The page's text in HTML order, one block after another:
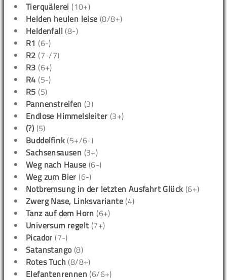
Tierquälerei (10+)
Helden heulen leise (8/8+)
Heldenfall (8-)
R1 (6-)
R2 (7-/7)
R3 (6+)
R4 (5-)
R5 (5)
Pannenstreifen (3)
Endlose Himmelsleiter (3+)
(?) (5)
Buddelfink (5+/6-)
Sachsensausen (3+)
Weg nach Hause (6-)
Weg zum Bier (6-)
Notbremsung in der letzten Ausfahrt Glück (6+)
Zwerg Nase, Linksvariante (4)
Tanz auf dem Horn (6+)
Universum regelt (7+)
Picador (7-)
Satanstango(8)
Rotes Tuch (8/8+)
Elefantenrennen (6/6+)